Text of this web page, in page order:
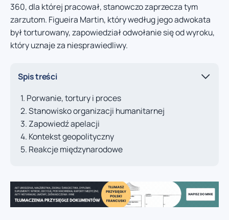
360, dla której pracował, stanowczo zaprzecza tym
zarzutom. Figueira Martin, który według jego adwokata
był torturowany, zapowiedział odwołanie się od wyroku,
który uznaje za niesprawiedliwy.
Spis treści
Porwanie, tortury i proces
Stanowisko organizacji humanitarnej
Zapowiedź apelacji
Kontekst geopolityczny
Reakcje międzynarodowe